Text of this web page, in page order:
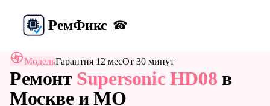
РемФикс ☎
МодельГарантия 12 месОт 30 минут
Ремонт Supersonic HD08 в
Москве и МО